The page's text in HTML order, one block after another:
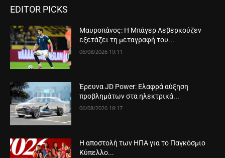
EDITOR PICKS
Μαυροπάνος: Η Μπάγερ Λεβερκούζεν
εξετάζει τη μεταγραφή του...
06/08/2026 19:11
Έρευνα JD Power: Ελαφρά αύξηση
προβλημάτων στα ηλεκτρικά...
06/08/2026 18:17
Η αποστολή των ΗΠΑ για το Παγκόσμιο
Κύπελλο...